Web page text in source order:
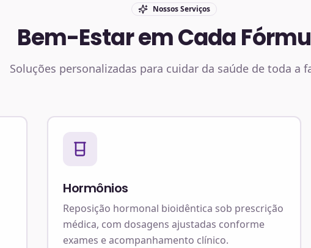
Nossos Serviços
Bem-Estar em Cada
Soluções personalizadas para cuidar da saúde de toda a
Hormônios
Reposição hormonal bioidêntica sob prescrição
médica, com dosagens ajustadas conforme
exames e acompanhamento clínico.